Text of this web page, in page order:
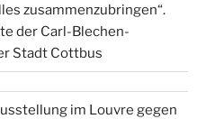
zusammenzubringen“.
der Carl-Blechen-
Stadt Cottbus
im Louvre gegen